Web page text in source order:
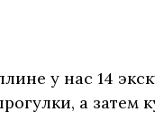
у нас 14
а затем